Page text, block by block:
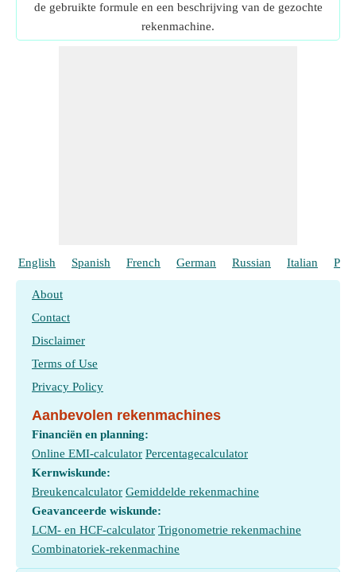
de gebruikte formule en een beschrijving van de gezochte
rekenmachine.
English Spanish French German Russian Italian
About
Contact
Disclaimer
Terms of Use
Privacy Policy
Aanbevolen rekenmachines
Financiën en planning:
Online EMI-calculator Percentagecalculator
Kernwiskunde:
Breukencalculator Gemiddelde rekenmachine
Geavanceerde wiskunde:
LCM- en HCF-calculator Trigonometrie rekenmachine
Combinatoriek-rekenmachine